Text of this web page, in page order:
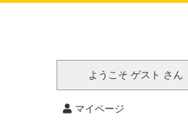
ようこそ ゲスト さん
マイページ